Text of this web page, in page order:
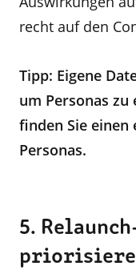
recht auf den
Tipp: Eigene
um Personas
finden Sie einen
Personas.
5.